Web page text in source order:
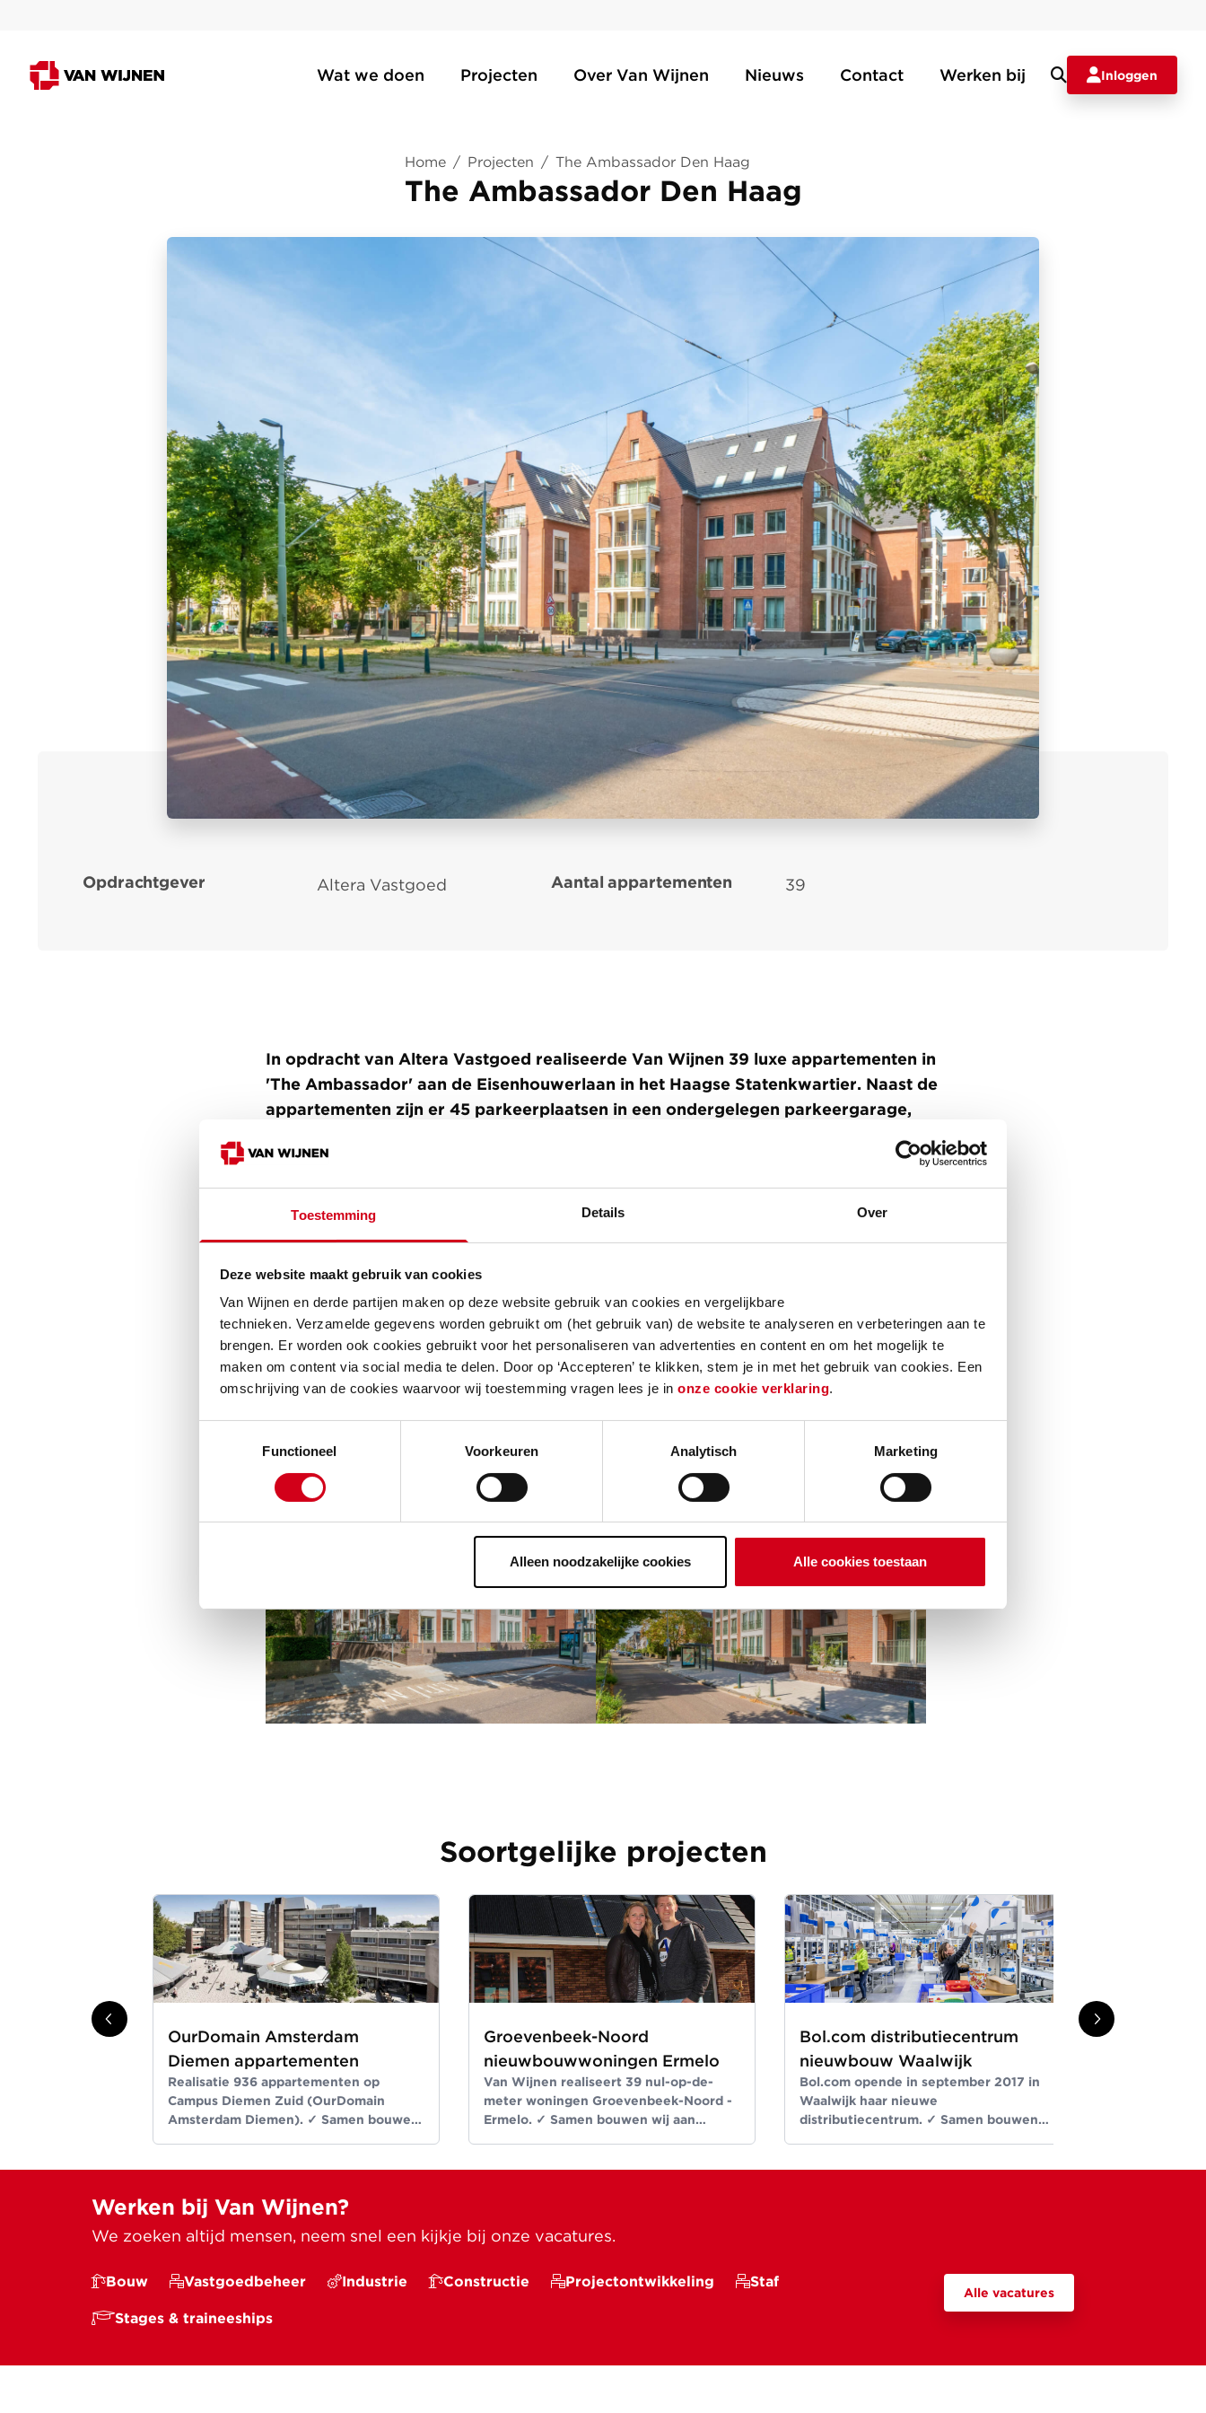
Toestemming Details Over
Deze website maakt gebruik van cookies
Van Wijnen en derde partijen maken op deze website gebruik van cookies en vergelijkbare
technieken. Verzamelde gegevens worden gebruikt om (het gebruik van) de website te analyseren en verbeteringen aan te
brengen. Er worden ook cookies gebruikt voor het personaliseren van advertenties en content en om het mogelijk te
maken om content via social media te delen. Door op ‘Accepteren’ te klikken, stem je in met het gebruik van cookies. Een
omschrijving van de cookies waarvoor wij toestemming vragen lees je in onze cookie verklaring.
Functioneel
Voorkeuren Analytisch Marketing
Alleen noodzakelijke cookies Alle cookies toestaan
Wat we doen Projecten Over Van Wijnen Nieuws Contact Werken bij Inloggen
Home / Projecten / The Ambassador Den Haag
The Ambassador Den Haag
Opdrachtgever Altera Vastgoed Aantal appartementen 39
In opdracht van Altera Vastgoed realiseerde Van Wijnen 39 luxe appartementen in
'The Ambassador' aan de Eisenhouwerlaan in het Haagse Statenkwartier. Naast de
appartementen zijn er 45 parkeerplaatsen in een ondergelegen parkeergarage,
gasloos en zijn uitgerust met een luchtwarmtepomp en WTW-unit. Op het dak van
het gebouw liggen zonnepanelen die stroom opwekken voor de centrale
voorzieningen.
Klasse en stijl in het Statenkwartier
wijk zie je mooie straten en pleinen en bijzondere architectuur. De klassieke
uitstraling van The Ambassador past uitstekend in de Haagse Ambassadebuurt. Het
woningaanbod is divers. Zo zijn er twee-, drie- en vierkamerappartementen. Deze
hebben een woonoppervlakte variërend van 68 m² tot maar liefst 159 m². De
appartementen stralen luxe uit. Dat zie je terug in de afwerkingen, hoge plafonds en
Soortgelijke projecten
OurDomain Amsterdam
Diemen appartementen
Realisatie 936 appartementen op
Campus Diemen Zuid (OurDomain
Amsterdam Diemen). ✓ Samen bouwen
Groevenbeek-Noord
nieuwbouwwoningen Ermelo
Van Wijnen realiseert 39 nul-op-de-
meter woningen Groevenbeek-Noord -
Ermelo. ✓ Samen bouwen wij aan
Bol.com distributiecentrum
nieuwbouw Waalwijk
Bol.com opende in september 2017 in
Waalwijk haar nieuwe
distributiecentrum. ✓ Samen bouwen
Werken bij Van Wijnen?
We zoeken altijd mensen, neem snel een kijkje bij onze vacatures.
Bouw Vastgoedbeheer Industrie Constructie Projectontwikkeling Staf
Stages & traineeships
Alle vacatures